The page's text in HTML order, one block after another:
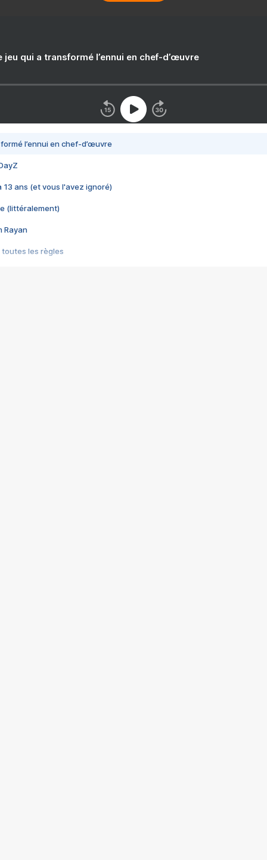
jeu qui a transformé l’ennui en chef-d’œuvre
l’ennui en chef-d’œuvre
13 ans (et vous l'avez ignoré)
(littéralement)
Rayan
toutes les règles